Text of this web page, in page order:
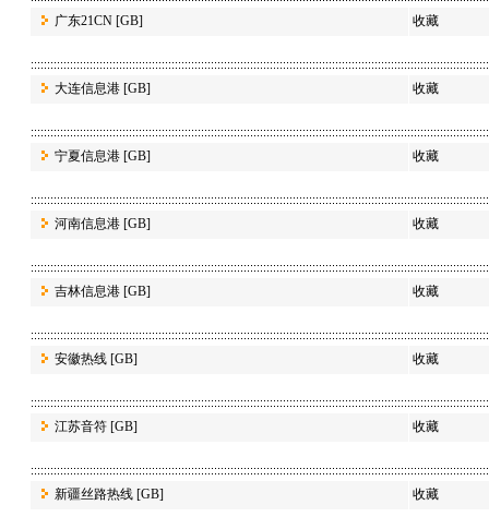
广东21CN [GB] 收藏
大连信息港 [GB] 收藏
宁夏信息港 [GB] 收藏
河南信息港 [GB] 收藏
吉林信息港 [GB] 收藏
安徽热线 [GB] 收藏
江苏音符 [GB] 收藏
新疆丝路热线 [GB] 收藏